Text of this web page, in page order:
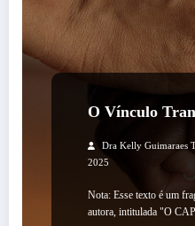
O Vínculo
Dra Kelly Guimaraes
2025
Nota: Esse texto é um
autora, intitulada "O